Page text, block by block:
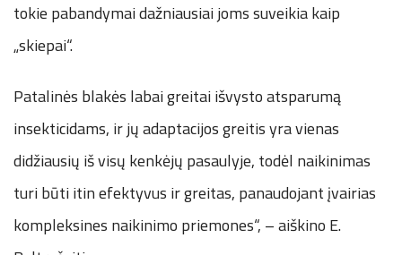
tokie pabandymai dažniausiai joms suveikia kaip
„skiepai“.
Patalinės blakės labai greitai išvysto atsparumą
insekticidams, ir jų adaptacijos greitis yra vienas
didžiausių iš visų kenkėjų pasaulyje, todėl naikinimas
turi būti itin efektyvus ir greitas, panaudojant įvairias
kompleksines naikinimo priemones“, – aiškino E.